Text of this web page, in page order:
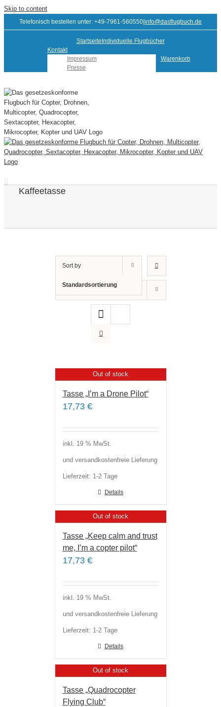
Skip to content
Telefonisch bestellen unter: +49-7961-560550 info@dasflugbuch.de
Startseite Individuelle Flugbücher
Kontakt
Impressum
Presse
Warenkorb
Kaffeetasse
Sort by
Standardsortierung
Out of stock
Tasse „I’m a Drone Pilot“
17,73 €
inkl. 19 % MwSt.
und versandkostenfreie Lieferung
Lieferzeit: 1-2 Tage
Details
Out of stock
Tasse „Keep calm and trust
me, I’m a copter pilot“
17,73 €
inkl. 19 % MwSt.
und versandkostenfreie Lieferung
Lieferzeit: 1-2 Tage
Details
Out of stock
Tasse „Quadrocopter
Flying Club“